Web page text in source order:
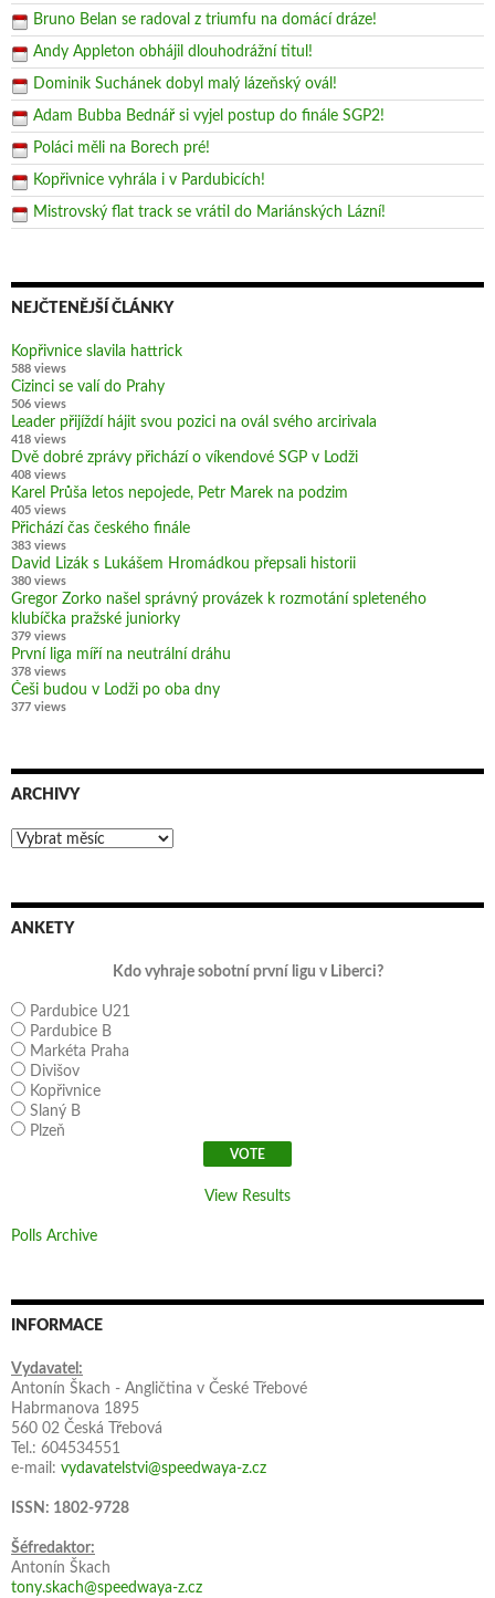
Bruno Belan se radoval z triumfu na domácí dráze!
Andy Appleton obhájil dlouhodrážní titul!
Dominik Suchánek dobyl malý lázeňský ovál!
Adam Bubba Bednář si vyjel postup do finále SGP2!
Poláci měli na Borech pré!
Kopřivnice vyhrála i v Pardubicích!
Mistrovský flat track se vrátil do Mariánských Lázní!
NEJČTENĚJŠÍ ČLÁNKY
Kopřivnice slavila hattrick
588 views
Cizinci se valí do Prahy
506 views
Leader přijíždí hájit svou pozici na ovál svého arcirivala
418 views
Dvě dobré zprávy přichází o víkendové SGP v Lodži
408 views
Karel Průša letos nepojede, Petr Marek na podzim
405 views
Přichází čas českého finále
383 views
David Lizák s Lukášem Hromádkou přepsali historii
380 views
Gregor Zorko našel správný provázek k rozmotání spleteného
klubíčka pražské juniorky
379 views
První liga míří na neutrální dráhu
378 views
Češi budou v Lodži po oba dny
377 views
ARCHIVY
Archivy
ANKETY
Kdo vyhraje sobotní první ligu v Liberci?
Pardubice U21
Pardubice B
Markéta Praha
Divišov
Kopřivnice
Slaný B
Plzeň
View Results
Polls Archive
INFORMACE
Vydavatel:
Antonín Škach - Angličtina v České Třebové
Habrmanova 1895
560 02 Česká Třebová
Tel.: 604534551
e-mail: vydavatelstvi@speedwaya-z.cz
ISSN: 1802-9728
Šéfredaktor:
Antonín Škach
tony.skach@speedwaya-z.cz